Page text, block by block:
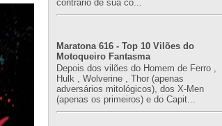
contrário de sua co...
Maratona 616 - Top 10 Vilões do
Motoqueiro Fantasma
Depois dos vilões do Homem de Ferro ,
Hulk , Wolverine , Thor (apenas
adversários mitológicos), dos X-Men
(apenas os primeiros) e do Capit...